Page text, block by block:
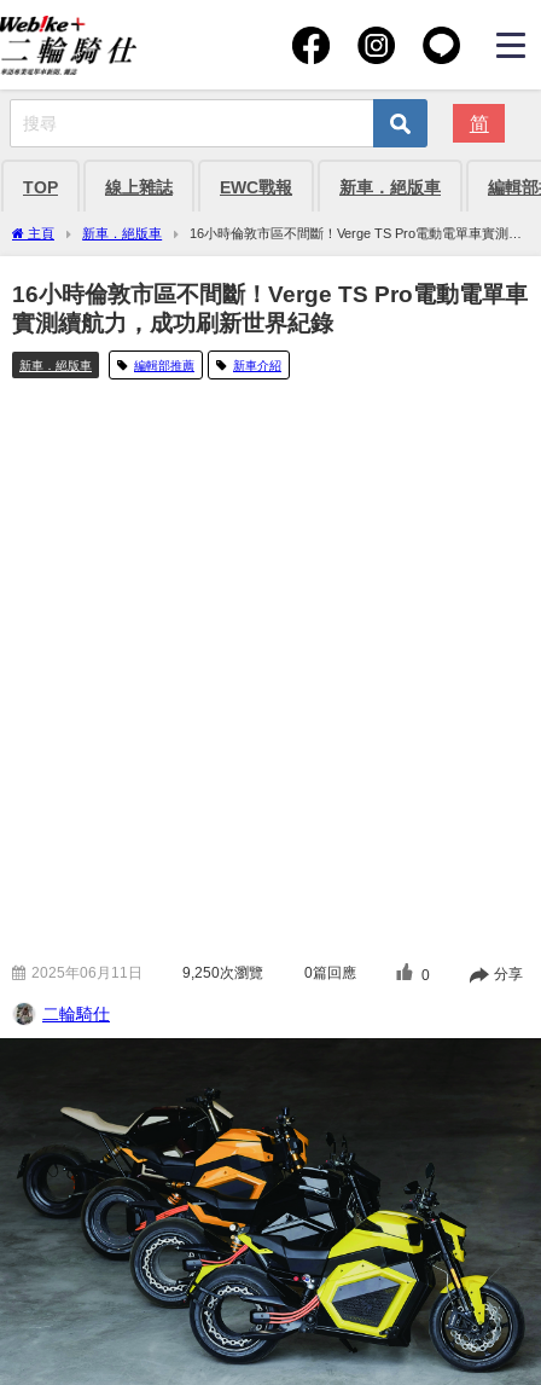
简
TOP 線上雜誌 EWC戰報 新車．絕版車 編輯
主頁 新車．絕版車
16小時倫敦市區不間斷！Verge TS Pro電動電單車實測續
航力，成功刷新世界紀錄
16小時倫敦市區不間斷！Verge TS Pro電動電單車
實測續航力，成功刷新世界紀錄
新車．絕版車 編輯部推薦 新車介紹
2025年06月11日 9,250次瀏覽 0篇回應 0 分享
二輪騎仕